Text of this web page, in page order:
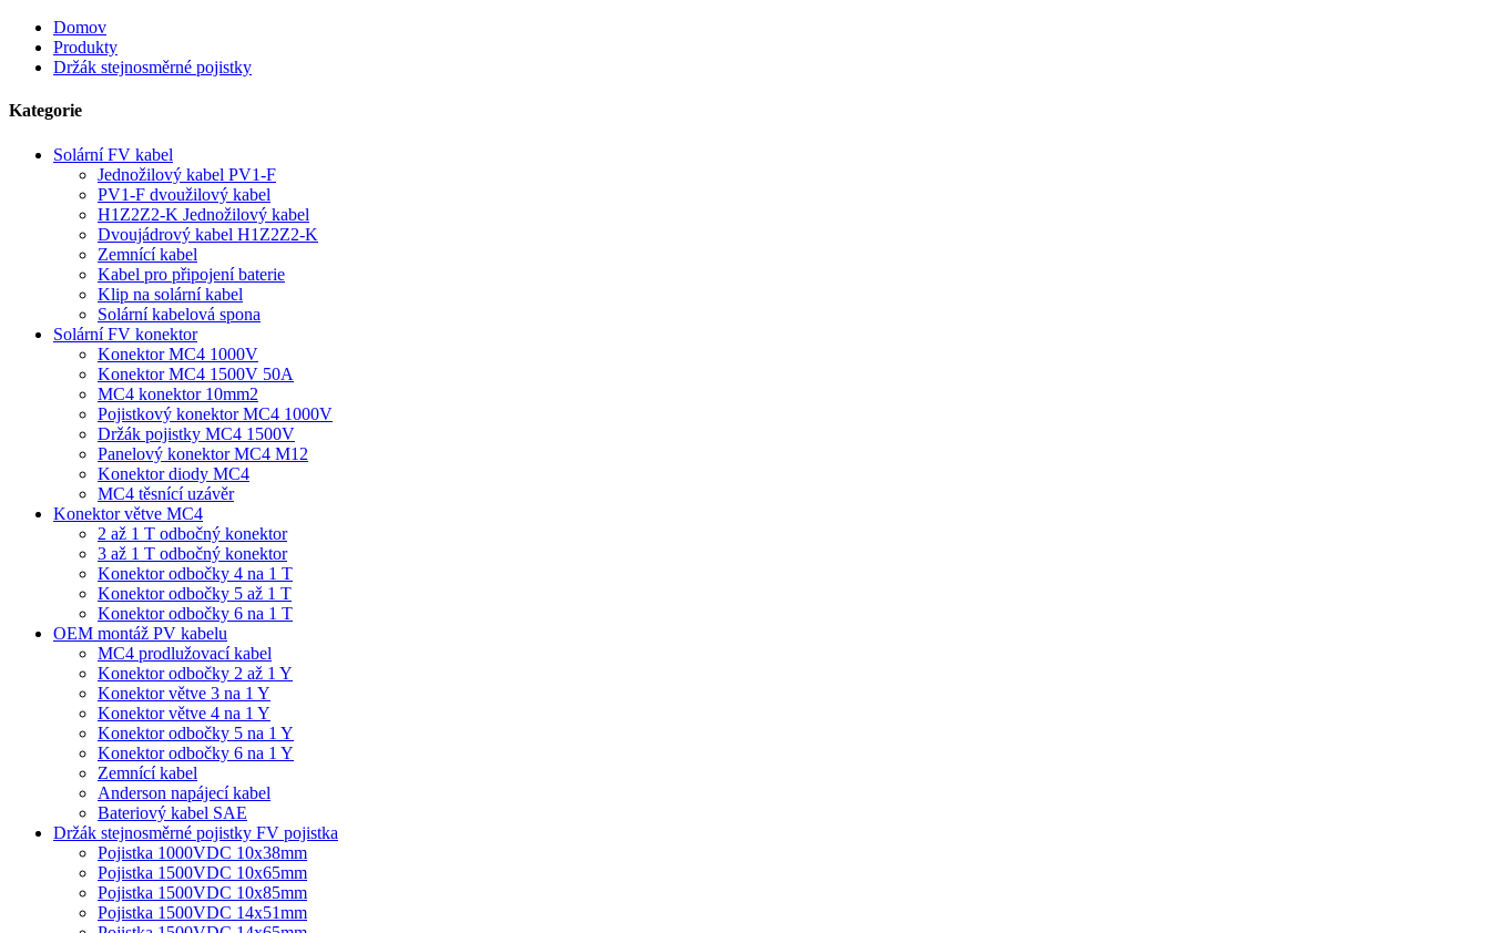
Domov
Produkty
Držák stejnosměrné pojistky
Kategorie
Solární FV kabel
Jednožilový kabel PV1-F
PV1-F dvoužilový kabel
H1Z2Z2-K Jednožilový kabel
Dvoujádrový kabel H1Z2Z2-K
Zemnící kabel
Kabel pro připojení baterie
Klip na solární kabel
Solární kabelová spona
Solární FV konektor
Konektor MC4 1000V
Konektor MC4 1500V 50A
MC4 konektor 10mm2
Pojistkový konektor MC4 1000V
Držák pojistky MC4 1500V
Panelový konektor MC4 M12
Konektor diody MC4
MC4 těsnící uzávěr
Konektor větve MC4
2 až 1 T odbočný konektor
3 až 1 T odbočný konektor
Konektor odbočky 4 na 1 T
Konektor odbočky 5 až 1 T
Konektor odbočky 6 na 1 T
OEM montáž PV kabelu
MC4 prodlužovací kabel
Konektor odbočky 2 až 1 Y
Konektor větve 3 na 1 Y
Konektor větve 4 na 1 Y
Konektor odbočky 5 na 1 Y
Konektor odbočky 6 na 1 Y
Zemnící kabel
Anderson napájecí kabel
Bateriový kabel SAE
Držák stejnosměrné pojistky FV pojistka
Pojistka 1000VDC 10x38mm
Pojistka 1500VDC 10x65mm
Pojistka 1500VDC 10x85mm
Pojistka 1500VDC 14x51mm